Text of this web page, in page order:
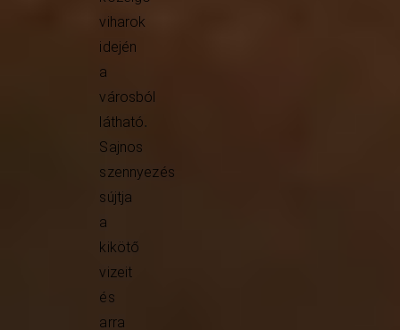
viharok
idején
a
városból
látható.
Sajnos
szennyezés
sújtja
a
kikötő
vizeit
és
arra